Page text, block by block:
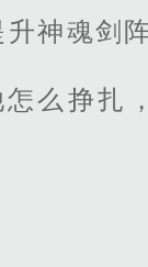
神魂剑
么挣扎